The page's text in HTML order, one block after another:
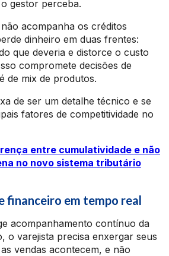
gestor perceba.
acompanha os créditos
dinheiro em duas frentes:
que deveria e distorce o custo
compromete decisões de
de mix de produtos.
de ser um detalhe técnico e se
fatores de competitividade no
entre cumulatividade e não
no novo sistema tributário
financeiro em tempo real
acompanhamento contínuo da
o varejista precisa enxergar seus
vendas acontecem, e não